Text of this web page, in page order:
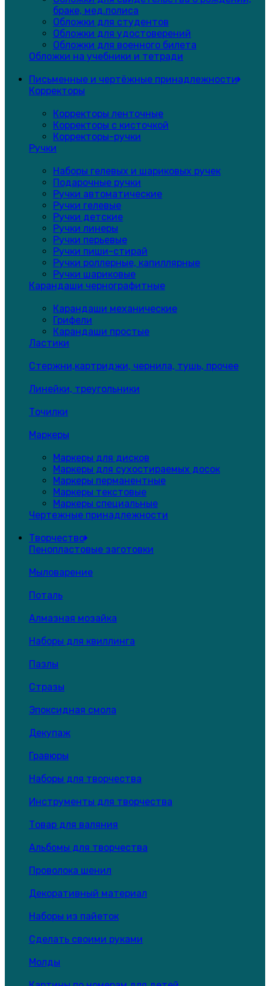
браке, мед.полиса
Обложки для студентов
Обложки для удостоверений
Обложки для военного билета
Обложки на учебники и тетради
Письменные и чертёжные принадлежности
Корректоры
Корректоры ленточные
Корректоры с кисточкой
Корректоры-ручки
Ручки
Наборы гелевых и шариковых ручек
Подарочные ручки
Ручки автоматические
Ручки гелевые
Ручки детские
Ручки линеры
Ручки перьевые
Ручки пиши-стирай
Ручки роллерные, капиллярные
Ручки шариковые
Карандаши чернографитные
Карандаши механические
Грифели
Карандаши простые
Ластики
Стержни,картриджи, чернила, тушь, прочее
Линейки, треугольники
Точилки
Маркеры
Маркеры для дисков
Маркеры для сухостираемых досок
Маркеры перманентные
Маркеры текстовые
Маркеры специальные
Чертежные принадлежности
Творчество
Пенопластовые заготовки
Мыловарение
Поталь
Алмазная мозайка
Наборы для квиллинга
Пазлы
Стразы
Эпоксидная смола
Декупаж
Гравюры
Наборы для творчества
Инструменты для творчества
Товар для валяния
Альбомы для творчества
Проволока шенил
Декоративный материал
Наборы из пайеток
Сделать своими руками
Молды